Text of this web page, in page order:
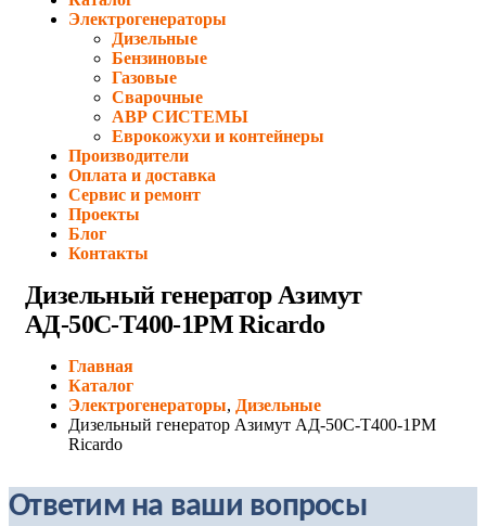
Электрогенераторы
Дизельные
Бензиновые
Газовые
Сварочные
АВР СИСТЕМЫ
Еврокожухи и контейнеры
Производители
Оплата и доставка
Сервис и ремонт
Проекты
Блог
Контакты
Дизельный генератор Азимут
АД-50С-Т400-1РМ Ricardo
Главная
Каталог
Электрогенераторы, Дизельные
Дизельный генератор Азимут АД-50С-Т400-1РМ
Ricardo
Ответим на ваши вопросы